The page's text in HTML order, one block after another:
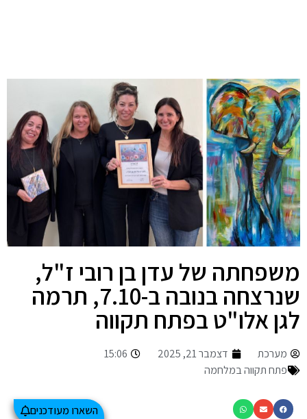
משפחתה של עדן בן רובי ז"ל,
שנרצחה בנובה ב-7.10, תרמה
לגן אלו"ט בפתח תקווה
מערכת דצמבר 21, 2025
15:06
פתח תקווה במלחמה
השארו מעודכנים